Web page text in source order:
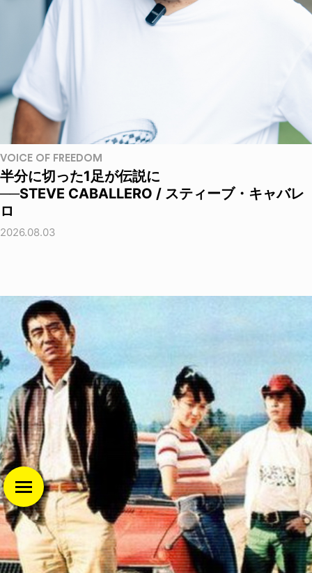
VOICE OF FREEDOM
半分に切った1足が伝説に
──STEVE CABALLERO / スティーブ・キャバレ
ロ
2026.08.03